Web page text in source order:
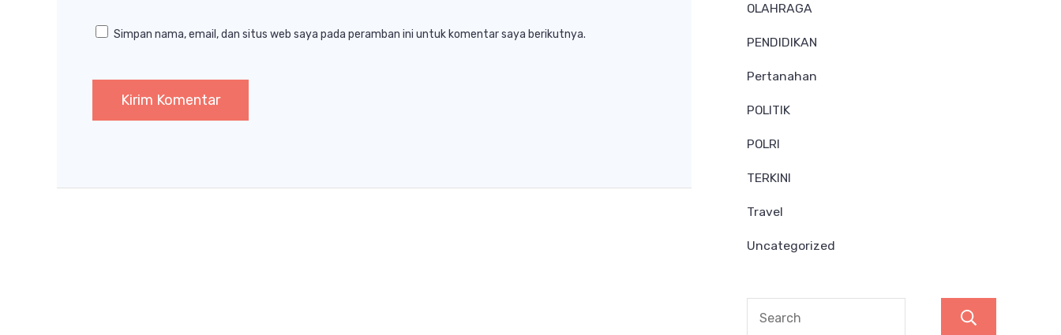
Simpan nama, email, dan situs web saya pada peramban ini untuk komentar saya berikutnya.
OLAHRAGA
PENDIDIKAN
Pertanahan
POLITIK
POLRI
TERKINI
Travel
Uncategorized